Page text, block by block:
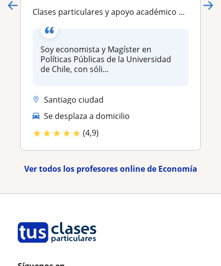
Clases particulares y apoyo académico en Economía, Microeconomía, Macroeconomía y Econometría
Soy economista y Magíster en
Políticas Públicas de la Universidad
de Chile, con sóli...
Santiago ciudad
Se desplaza a domicilio
★★★★★ (4,9)
Ver todos los profesores online de Economía